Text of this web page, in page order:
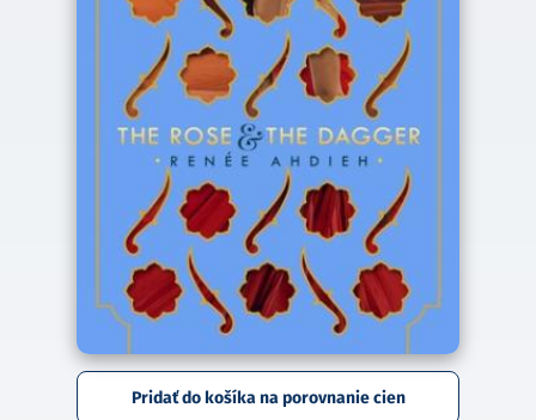
Pridať do košíka na porovnanie cien